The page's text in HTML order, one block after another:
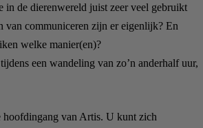
in de dierenwereld juist zeer veel gebruikt
van communiceren zijn er eigenlijk? En
welke manier(en)?
een wandeling van zo’n anderhalf uur,
van Artis. U kunt zich